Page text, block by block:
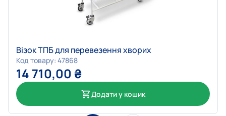
Візок ТПБ для перевезення хворих
Код товару: 47868
14 710,00 ₴
Додати у кошик